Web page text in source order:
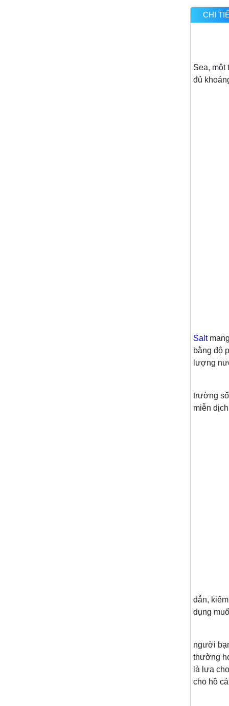
CHI
Sea, một
đủ
Với
Salt
bằng độ
lượng
Việc
trường
miễn
Để sử
dẫn,
dụng
người
thường
là lựa
cho hồ